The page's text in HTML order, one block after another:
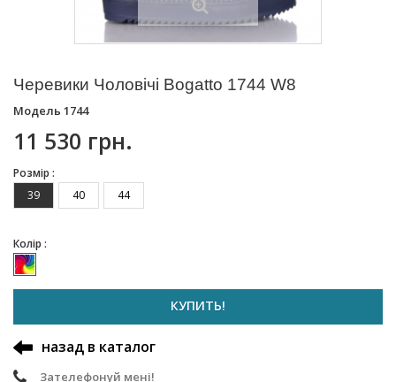
Черевики Чоловічі Bogatto 1744 W8
Модель 1744
11 530 грн.
Розмір :
39
40 44
Колір :
КУПИТЬ!
назад в каталог
Зателефонуй мені!